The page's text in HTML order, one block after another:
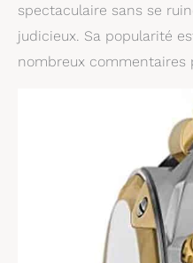
spectaculaire sans se
judicieux. Sa popularité
nombreux commentaires